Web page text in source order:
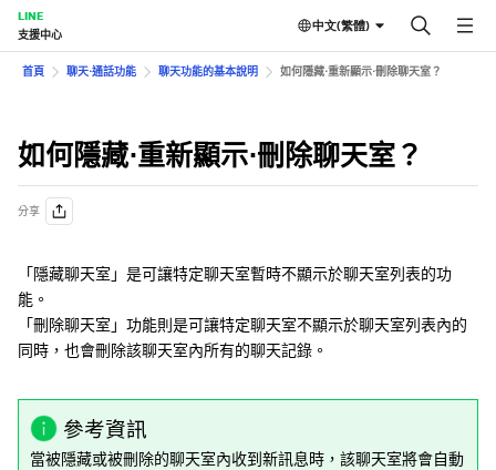
LINE
支援中心
中文(繁體)
首頁 聊天⋅通話功能 聊天功能的基本說明 如何隱藏⋅重新顯示⋅刪除聊天室？
如何隱藏⋅重新顯示⋅刪除聊天室？
分享
「隱藏聊天室」是可讓特定聊天室暫時不顯示於聊天室列表的功
能。
「刪除聊天室」功能則是可讓特定聊天室不顯示於聊天室列表內的
同時，也會刪除該聊天室內所有的聊天記錄。
參考資訊
當被隱藏或被刪除的聊天室內收到新訊息時，該聊天室將會自動